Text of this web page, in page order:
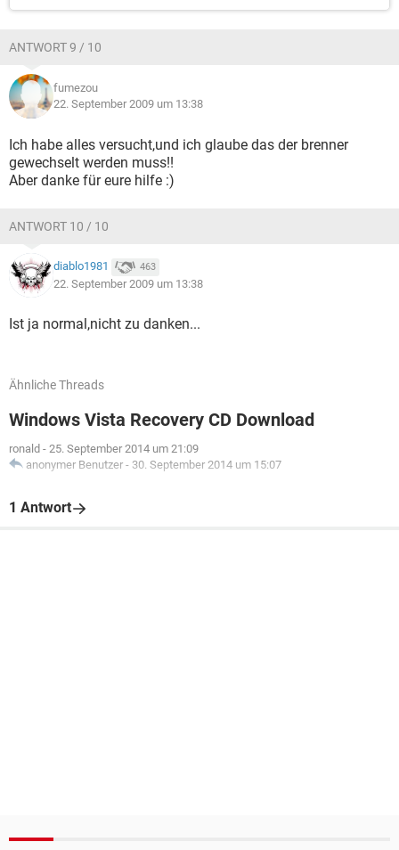
ANTWORT 9 / 10
fumezou
22. September 2009 um 13:38
Ich habe alles versucht,und ich glaube das der brenner
gewechselt werden muss!!
Aber danke für eure hilfe :)
ANTWORT 10 / 10
diablo1981 463
22. September 2009 um 13:38
Ist ja normal,nicht zu danken...
Ähnliche Threads
Windows Vista Recovery CD Download
ronald - 25. September 2014 um 21:09
anonymer Benutzer - 30. September 2014 um 15:07
1 Antwort